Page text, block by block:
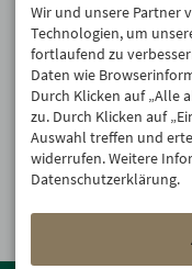
Wir geben Ihre E-Mail-
Versprochen! Eine Abmeldung
Wir und unsere Partner
Technologien, um
fortlaufend zu
Daten wie
Durch Klicken auf „Alle
zu. Durch Klicken auf
Auswahl treffen und
widerrufen. Weitere
Datenschutzerklärung.